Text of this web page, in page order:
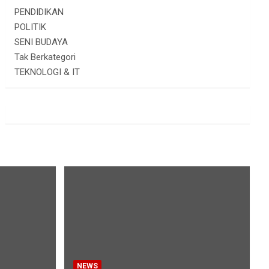
PENDIDIKAN
POLITIK
SENI BUDAYA
Tak Berkategori
TEKNOLOGI & IT
NEWS